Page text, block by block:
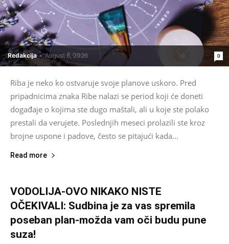
Redakcija - August 6, 2026 0
Riba je neko ko ostvaruje svoje planove uskoro. Pred
pripadnicima znaka Ribe nalazi se period koji će doneti
događaje o kojima ste dugo maštali, ali u koje ste polako
prestali da verujete. Poslednjih meseci prolazili ste kroz
brojne uspone i padove, često se pitajući kada...
Read more
VODOLIJA-OVO NIKAKO NISTE
OČEKIVALI: Sudbina je za vas spremila
poseban plan-možda vam oči budu pune
suza!